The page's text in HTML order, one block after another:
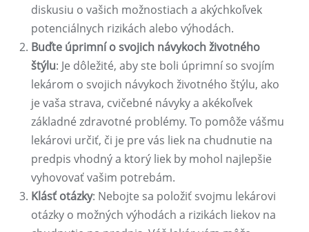
diskusiu o vašich možnostiach a akýchkoľvek
potenciálnych rizikách alebo výhodách.
Buďte úprimní o svojich návykoch životného
štýlu: Je dôležité, aby ste boli úprimní so svojím
lekárom o svojich návykoch životného štýlu, ako
je vaša strava, cvičebné návyky a akékoľvek
základné zdravotné problémy. To pomôže vášmu
lekárovi určiť, či je pre vás liek na chudnutie na
predpis vhodný a ktorý liek by mohol najlepšie
vyhovovať vašim potrebám.
Klásť otázky: Nebojte sa položiť svojmu lekárovi
otázky o možných výhodách a rizikách liekov na